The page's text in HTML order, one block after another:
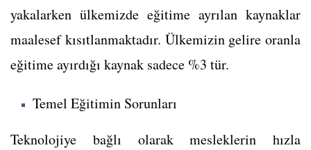
yakalarken ülkemizde eğitime ayrılan kaynaklar
maalesef kısıtlanmaktadır. Ülkemizin gelire oranla
eğitime ayırdığı kaynak sadece %3 tür.
Temel Eğitimin Sorunları
Teknolojiye bağlı olarak mesleklerin hızla